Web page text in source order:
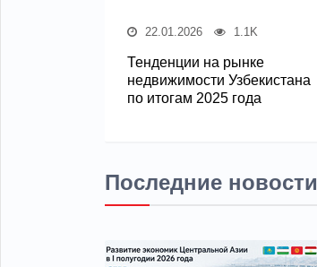
22.01.2026 1.1K
Тенденции на рынке
недвижимости Узбекистана
по итогам 2025 года
Последние новости